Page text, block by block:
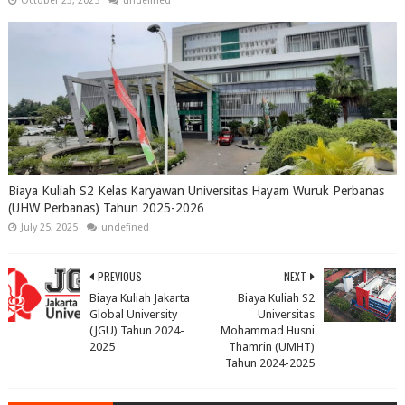
Biaya Kuliah S2 Kelas Karyawan Universitas Hayam Wuruk Perbanas
(UHW Perbanas) Tahun 2025-2026
July 25, 2025 undefined
NEXT
Biaya Kuliah S2
Universitas
Mohammad Husni
Thamrin (UMHT)
Tahun 2024-2025
PREVIOUS
Biaya Kuliah Jakarta
Global University
(JGU) Tahun 2024-
2025